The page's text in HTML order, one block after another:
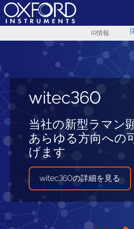
IR情報
Visit our
JASIS詳細を見る
See It
より高度なEBSD
を可能に
詳細を見る
New Release
11.0
Automate the
Amplify the Insight
詳細を見る
witec360
当社の新型ラマン
あらゆる方向への
げます
witec360の詳細を見る